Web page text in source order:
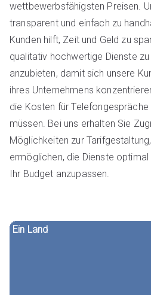
wettbewerbsfähigsten Preisen.
transparent und einfach zu
Kunden hilft, Zeit und Geld zu
qualitativ hochwertige Dienste
anzubieten, damit sich unsere
ihres Unternehmens
die Kosten für
müssen. Bei uns erhalten Sie
Möglichkeiten zur
ermöglichen, die Dienste
Ihr Budget anzupassen.
Ein Land